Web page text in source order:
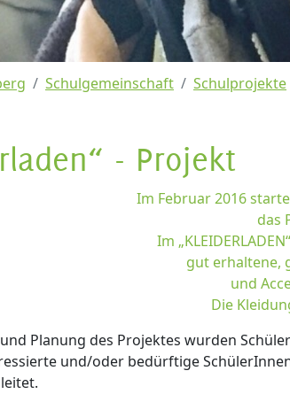
Schulgemeinschaft Schulprojekte
- Projekt
Im Februar 2016
das
Im
gut erhaltene,
und
Die
Planung des Projektes wurden
und/oder bedürftige